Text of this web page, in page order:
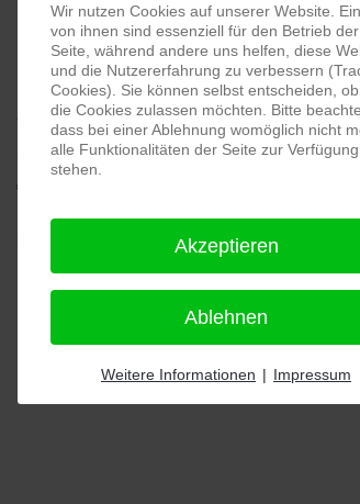
PRO-ducto GmbH, Fotografie und
Lichtenau
⭐⭐⭐⭐⭐bei144 Google-Rezensionen
11.01.2026)
Alle Rezensionen ansehen
Wir nutzen Cookies auf unserer Website.
von ihnen sind essenziell für den Betrieb der
Seite, während andere uns helfen, diese
und die Nutzererfahrung zu verbessern
Cookies). Sie können selbst entscheiden,
die Cookies zulassen möchten. Bitte
dass bei einer Ablehnung womöglich nicht
alle Funktionalitäten der Seite zur Verfügung
stehen.
Akzeptieren
Ablehnen
Weitere Informationen | Impressum